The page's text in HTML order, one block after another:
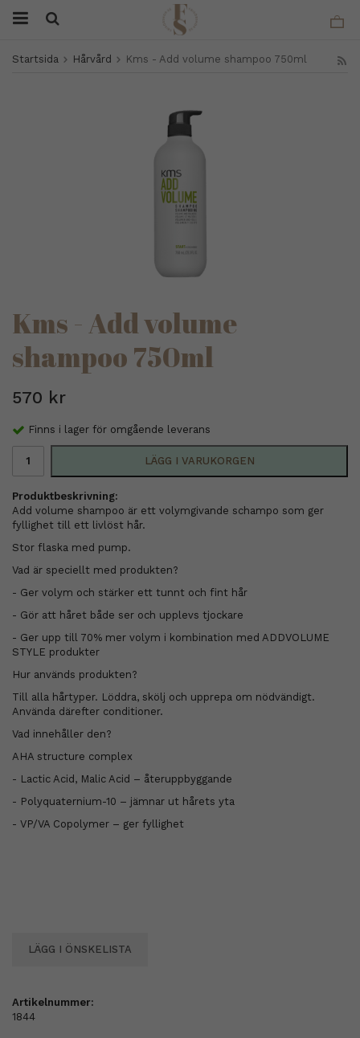
Startsida Hårvård Kms - Add volume shampoo 750ml
Kms - Add volume
shampoo 750ml
570 kr
Finns i lager för omgående leverans
LÄGG I VARUKORGEN
Produktbeskrivning:
Add volume shampoo är ett volymgivande schampo som ger
fyllighet till ett livlöst hår.
Stor flaska med pump.
Vad är speciellt med produkten?
- Ger volym och stärker ett tunnt och fint hår
- Gör att håret både ser och upplevs tjockare
- Ger upp till 70% mer volym i kombination med ADDVOLUME
STYLE produkter
Hur används produkten?
Till alla hårtyper. Löddra, skölj och upprepa om nödvändigt.
Använda därefter conditioner.
Vad innehåller den?
AHA structure complex
- Lactic Acid, Malic Acid – återuppbyggande
- Polyquaternium-10 – jämnar ut hårets yta
- VP/VA Copolymer – ger fyllighet
LÄGG I ÖNSKELISTA
Artikelnummer:
1844